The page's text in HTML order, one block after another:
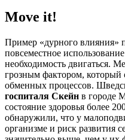
Move it!
Пример «дурного влияния»
повсеместное
необходимость двигаться.
грозным фактором, который
обменных процессов.
госпиталя Скейн в городе
состояние здоровья более
обнаружили, что у
организме и риск развития